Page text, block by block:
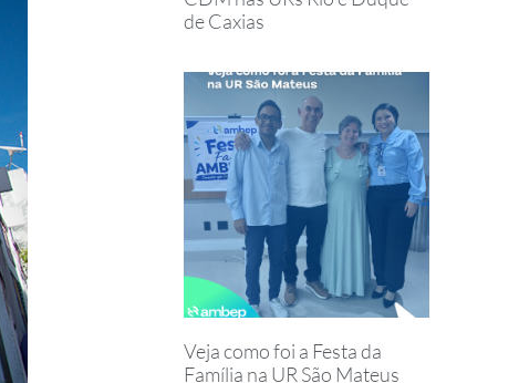
de Caxias
Veja como foi a Festa da
Família na UR São Mateus